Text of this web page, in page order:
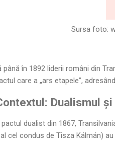
Sursa foto:
până în 1892 liderii români din
care a „ars etapele”,
Dualismul
pactul dualist din 1867,
cel condus de Tisza Kálmán)